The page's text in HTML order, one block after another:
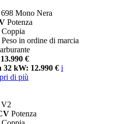
Mono Nera
Potenza
Coppia
Peso in ordine di marcia
€
32 kW: 12.990 € i
di più
V2
Potenza